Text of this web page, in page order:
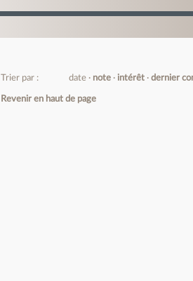
Trier par : date note intérêt dernier
Revenir en haut de page